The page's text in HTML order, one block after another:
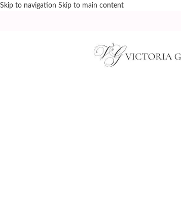
Skip to navigation Skip to main content